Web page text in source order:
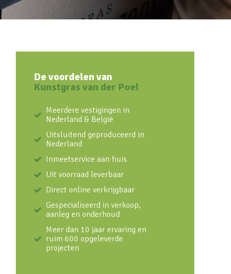
De voordelen van
Kunstgras van der Poel
Meerdere vestigingen in
Nederland & België
Uitsluitend geproduceerd in
Nederland
Inmeetservice aan huis
Uit voorraad leverbaar
Direct online verkrijgbaar
Gespecialiseerd in verkoop,
aanleg en onderhoud
Meer dan 10 jaar ervaring en
ruim 600 opgeleverde
projecten